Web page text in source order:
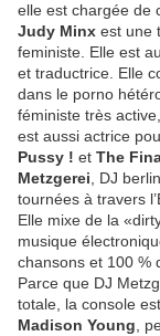
elle est chargée de
Judy Minx est une
feministe. Elle est
et traductrice. Elle
dans le porno
féministe très
est aussi actrice
Pussy ! et The
Metzgerei , DJ
tournées à travers
Elle mixe de la
musique
chansons et 100 %
Parce que DJ
totale, la console
Madison Young ,